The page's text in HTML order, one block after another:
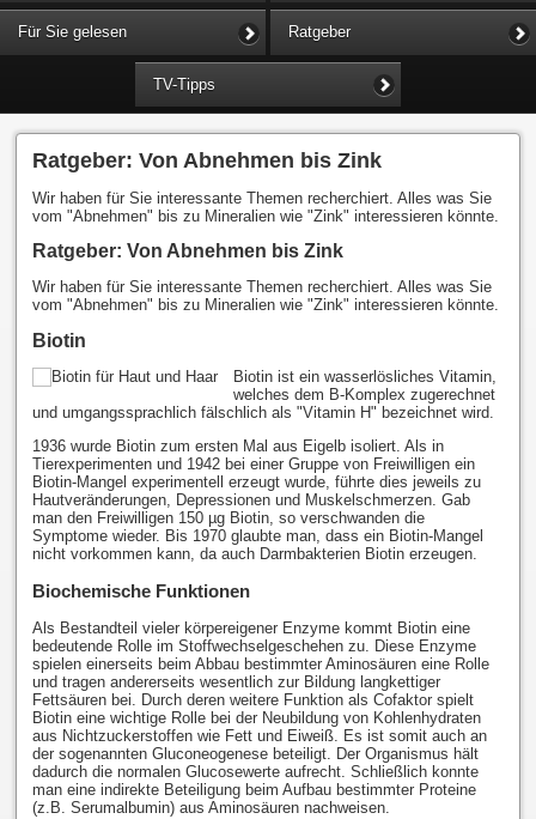
Für Sie gelesen Ratgeber
TV-Tipps
Ratgeber: Von Abnehmen bis Zink
Wir haben für Sie interessante Themen recherchiert. Alles was Sie
vom "Abnehmen" bis zu Mineralien wie "Zink" interessieren könnte.
Ratgeber: Von Abnehmen bis Zink
Wir haben für Sie interessante Themen recherchiert. Alles was Sie
vom "Abnehmen" bis zu Mineralien wie "Zink" interessieren könnte.
Biotin
Biotin ist ein wasserlösliches Vitamin,
welches dem B-Komplex zugerechnet
und umgangssprachlich fälschlich als "Vitamin H" bezeichnet wird.
1936 wurde Biotin zum ersten Mal aus Eigelb isoliert. Als in
Tierexperimenten und 1942 bei einer Gruppe von Freiwilligen ein
Biotin-Mangel experimentell erzeugt wurde, führte dies jeweils zu
Hautveränderungen, Depressionen und Muskelschmerzen. Gab
man den Freiwilligen 150 µg Biotin, so verschwanden die
Symptome wieder. Bis 1970 glaubte man, dass ein Biotin-Mangel
nicht vorkommen kann, da auch Darmbakterien Biotin erzeugen.
Biochemische Funktionen
Als Bestandteil vieler körpereigener Enzyme kommt Biotin eine
bedeutende Rolle im Stoffwechselgeschehen zu. Diese Enzyme
spielen einerseits beim Abbau bestimmter Aminosäuren eine Rolle
und tragen andererseits wesentlich zur Bildung langkettiger
Fettsäuren bei. Durch deren weitere Funktion als Cofaktor spielt
Biotin eine wichtige Rolle bei der Neubildung von Kohlenhydraten
aus Nichtzuckerstoffen wie Fett und Eiweiß. Es ist somit auch an
der sogenannten Gluconeogenese beteiligt. Der Organismus hält
dadurch die normalen Glucosewerte aufrecht. Schließlich konnte
man eine indirekte Beteiligung beim Aufbau bestimmter Proteine
(z.B. Serumalbumin) aus Aminosäuren nachweisen.